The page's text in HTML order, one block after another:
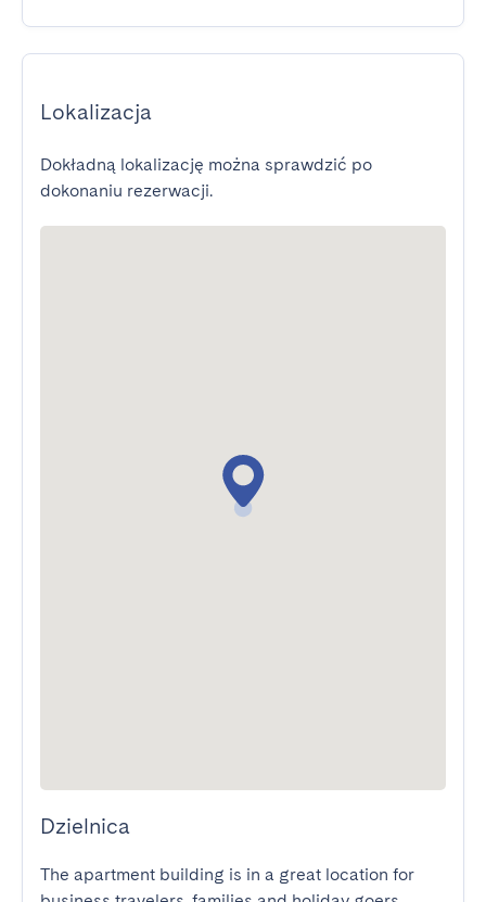
Lokalizacja
Dokładną lokalizację można sprawdzić po
dokonaniu rezerwacji.
Dzielnica
The apartment building is in a great location for